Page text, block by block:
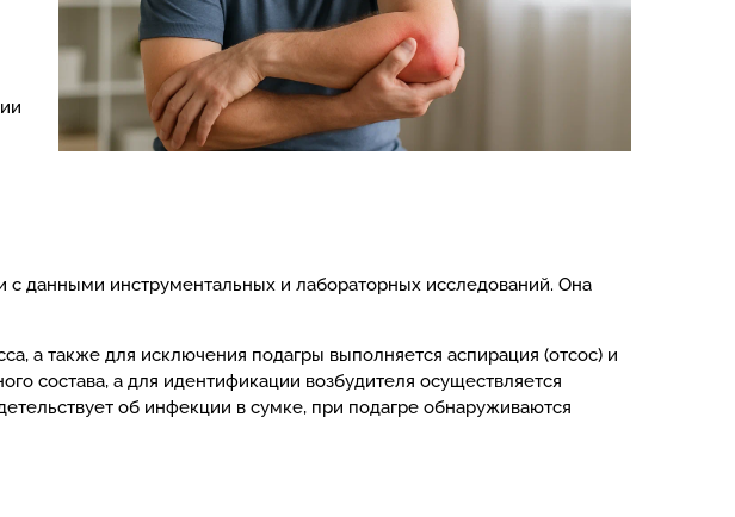
с данными инструментальных и лабораторных исследований. Она
а также для исключения подагры выполняется аспирация (отсос) и
состава, а для идентификации возбудителя осуществляется
об инфекции в сумке, при подагре обнаруживаются